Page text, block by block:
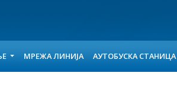
МРЕЖА ЛИНИЈА АУТОБУСКА СТАНИЦА